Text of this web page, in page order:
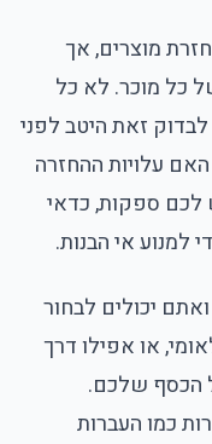
מוצרים, אך
כל מוכר. לא כל
זאת היטב לפני
עלויות ההחזרה
לכם ספקות, כדאי
למנוע אי הבנות.
יכולים לבחור
או אפילו דרך
הכסף שלכם.
כמו העברות